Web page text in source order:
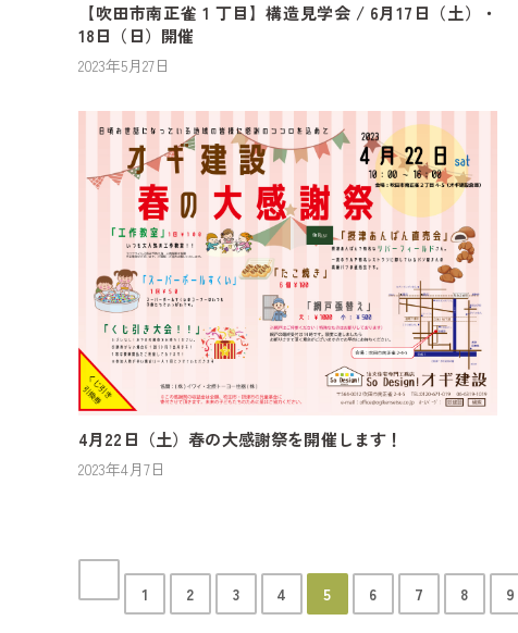
【吹田市南正雀 1 丁目】構造見学会 / 6月17日（土）・
18日（日）開催
2023年5月27日
4月22日（土）春の大感謝祭を開催します！
2023年4月7日
1 2 3 4 5 6 7 8 9